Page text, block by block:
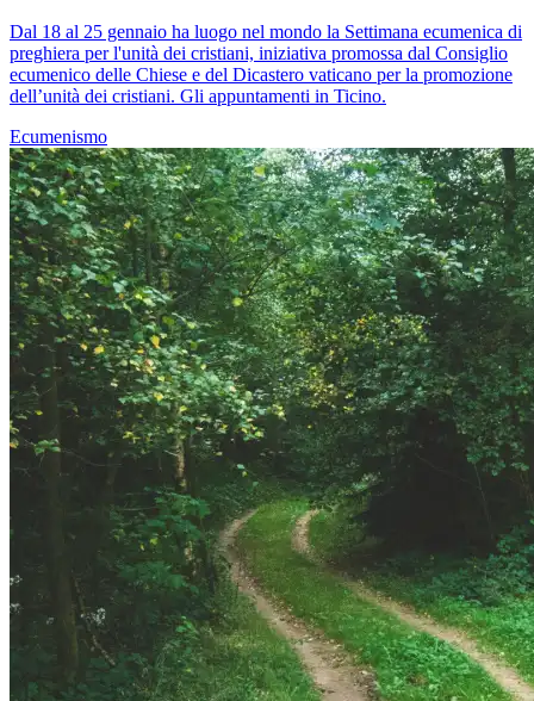
Dal 18 al 25 gennaio ha luogo nel mondo la Settimana ecumenica di
preghiera per l'unità dei cristiani, iniziativa promossa dal Consiglio
ecumenico delle Chiese e del Dicastero vaticano per la promozione
dell’unità dei cristiani. Gli appuntamenti in Ticino.
Ecumenismo